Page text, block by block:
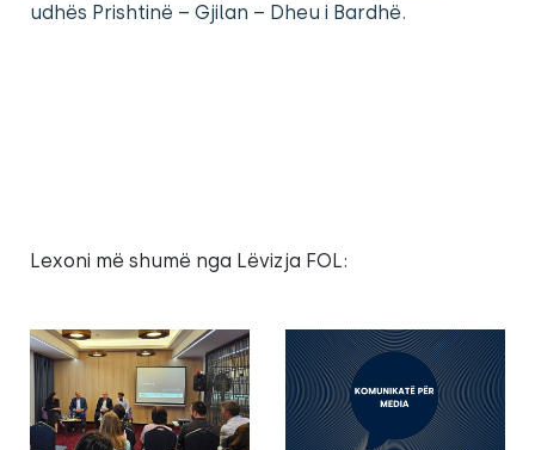
udhës Prishtinë – Gjilan – Dheu i Bardhë.
Lexoni më shumë nga Lëvizja FOL: